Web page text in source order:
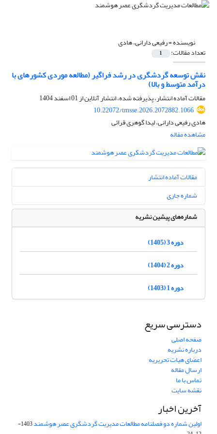
نویسنده =رفیعی دارانی، هادی
تعداد مقالات: 1
نقش توسعه گردشگری در رشد فراگیر (مطالعه موردی کشورهای با
درآمد متوسط و بالا)
مقالات آماده انتشار، پذیرفته شده، انتشار آنلاین از01 اسفند 1404
10.22072/tmsse.2026.2072882.1066
هادی رفیعی دارانی، لیدا گوهری قرائی
مشاهده مقاله
مقالات آماده انتشار
شماره جاری
شماره‌های پیشین نشریه
دوره 3 (1405)
دوره 2 (1404)
دوره 1 (1403)
دسترسی سریع
صفحه اصلی
درباره نشریه
اعضای هیات تحریریه
ارسال مقاله
تماس با ما
نقشه سایت
آخرین اخبار
اولین شماره دو فصلنامه مطالعات مدیریت گردشگری عصر هوشمند
1403-